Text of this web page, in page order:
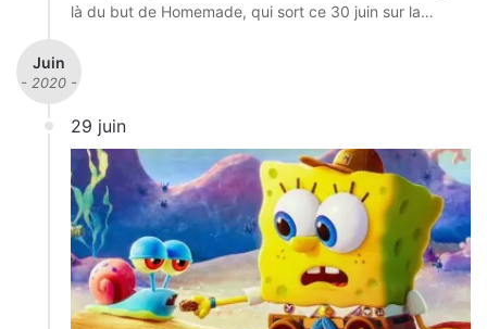
là du but de Homemade, qui sort ce 30 juin sur la…
Juin
- 2020 -
29 juin